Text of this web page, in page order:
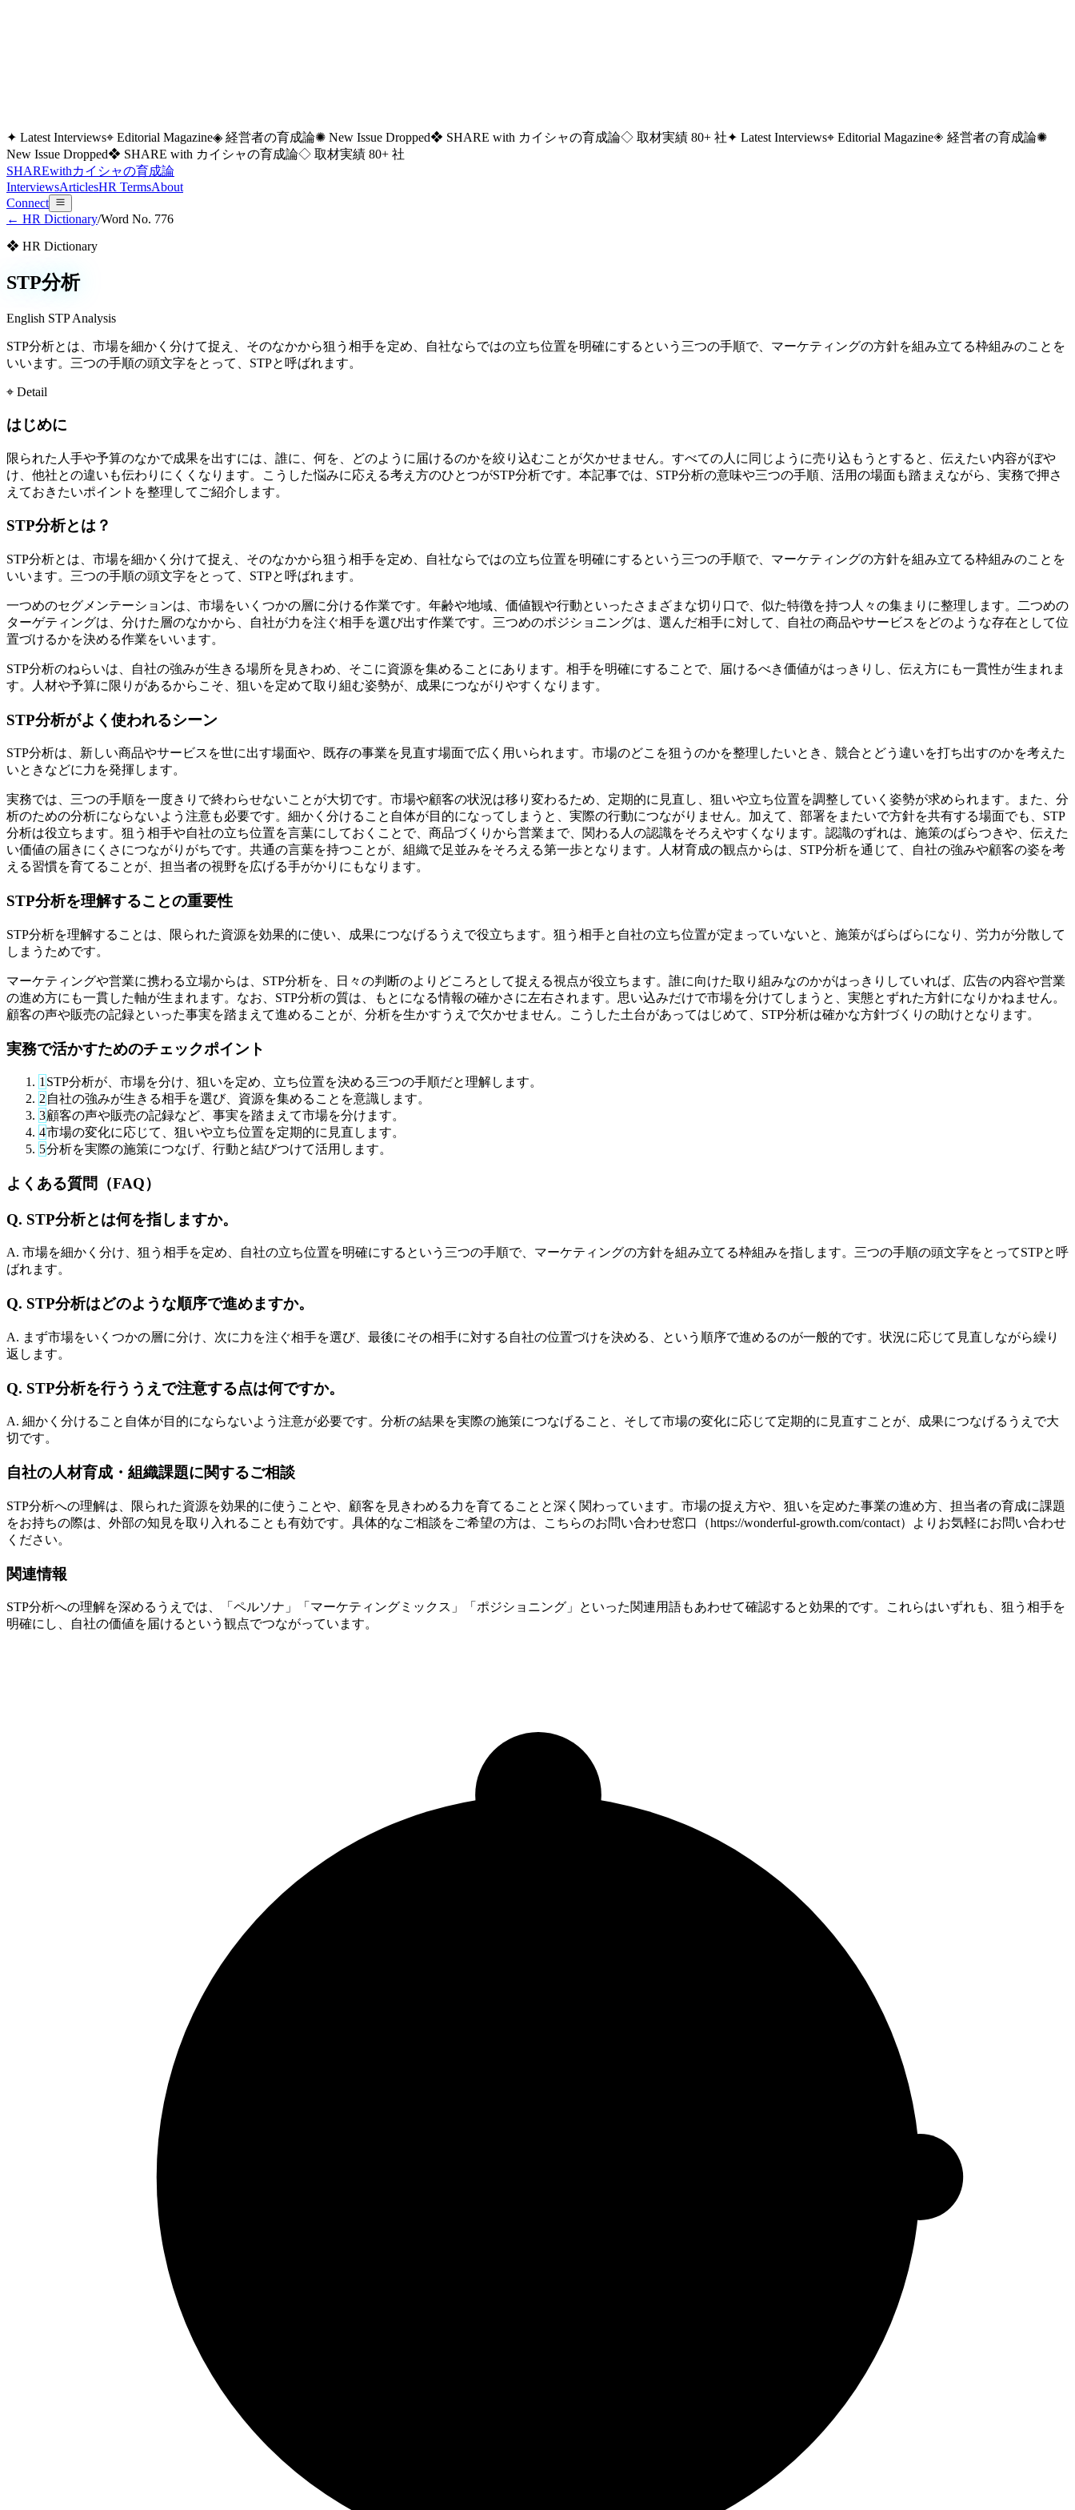
✦ Latest Interviews⌖ Editorial Magazine◈ 経営者の育成論✺ New Issue Dropped❖ SHARE with カイシャの育成論◇ 取材実績 80+ 社✦ Latest Interviews⌖ Editorial Magazine◈ 経営者の育成論✺
New Issue Dropped❖ SHARE with カイシャの育成論◇ 取材実績 80+ 社
SHAREwithカイシャの育成論
InterviewsArticlesHR TermsAbout
Connect
← HR Dictionary/Word No. 776
❖ HR Dictionary
STP分析
English STP Analysis
STP分析とは、市場を細かく分けて捉え、そのなかから狙う相手を定め、自社ならではの立ち位置を明確にするという三つの手順で、マーケティングの方針を組み立てる枠組みのことを
いいます。三つの手順の頭文字をとって、STPと呼ばれます。
⌖ Detail
はじめに
限られた人手や予算のなかで成果を出すには、誰に、何を、どのように届けるのかを絞り込むことが欠かせません。すべての人に同じように売り込もうとすると、伝えたい内容がぼや
け、他社との違いも伝わりにくくなります。こうした悩みに応える考え方のひとつがSTP分析です。本記事では、STP分析の意味や三つの手順、活用の場面も踏まえながら、実務で押さ
えておきたいポイントを整理してご紹介します。
STP分析とは？
STP分析とは、市場を細かく分けて捉え、そのなかから狙う相手を定め、自社ならではの立ち位置を明確にするという三つの手順で、マーケティングの方針を組み立てる枠組みのことを
いいます。三つの手順の頭文字をとって、STPと呼ばれます。
一つめのセグメンテーションは、市場をいくつかの層に分ける作業です。年齢や地域、価値観や行動といったさまざまな切り口で、似た特徴を持つ人々の集まりに整理します。二つめの
ターゲティングは、分けた層のなかから、自社が力を注ぐ相手を選び出す作業です。三つめのポジショニングは、選んだ相手に対して、自社の商品やサービスをどのような存在として位
置づけるかを決める作業をいいます。
STP分析のねらいは、自社の強みが生きる場所を見きわめ、そこに資源を集めることにあります。相手を明確にすることで、届けるべき価値がはっきりし、伝え方にも一貫性が生まれま
す。人材や予算に限りがあるからこそ、狙いを定めて取り組む姿勢が、成果につながりやすくなります。
STP分析がよく使われるシーン
STP分析は、新しい商品やサービスを世に出す場面や、既存の事業を見直す場面で広く用いられます。市場のどこを狙うのかを整理したいとき、競合とどう違いを打ち出すのかを考えた
いときなどに力を発揮します。
実務では、三つの手順を一度きりで終わらせないことが大切です。市場や顧客の状況は移り変わるため、定期的に見直し、狙いや立ち位置を調整していく姿勢が求められます。また、分
析のための分析にならないよう注意も必要です。細かく分けること自体が目的になってしまうと、実際の行動につながりません。加えて、部署をまたいで方針を共有する場面でも、STP
分析は役立ちます。狙う相手や自社の立ち位置を言葉にしておくことで、商品づくりから営業まで、関わる人の認識をそろえやすくなります。認識のずれは、施策のばらつきや、伝えた
い価値の届きにくさにつながりがちです。共通の言葉を持つことが、組織で足並みをそろえる第一歩となります。人材育成の観点からは、STP分析を通じて、自社の強みや顧客の姿を考
える習慣を育てることが、担当者の視野を広げる手がかりにもなります。
STP分析を理解することの重要性
STP分析を理解することは、限られた資源を効果的に使い、成果につなげるうえで役立ちます。狙う相手と自社の立ち位置が定まっていないと、施策がばらばらになり、労力が分散して
しまうためです。
マーケティングや営業に携わる立場からは、STP分析を、日々の判断のよりどころとして捉える視点が役立ちます。誰に向けた取り組みなのかがはっきりしていれば、広告の内容や営業
の進め方にも一貫した軸が生まれます。なお、STP分析の質は、もとになる情報の確かさに左右されます。思い込みだけで市場を分けてしまうと、実態とずれた方針になりかねません。
顧客の声や販売の記録といった事実を踏まえて進めることが、分析を生かすうえで欠かせません。こうした土台があってはじめて、STP分析は確かな方針づくりの助けとなります。
実務で活かすためのチェックポイント
1 STP分析が、市場を分け、狙いを定め、立ち位置を決める三つの手順だと理解します。
2 自社の強みが生きる相手を選び、資源を集めることを意識します。
3顧客の声や販売の記録など、事実を踏まえて市場を分けます。
4市場の変化に応じて、狙いや立ち位置を定期的に見直します。
5分析を実際の施策につなげ、行動と結びつけて活用します。
よくある質問（FAQ）
Q. STP分析とは何を指しますか。
A. 市場を細かく分け、狙う相手を定め、自社の立ち位置を明確にするという三つの手順で、マーケティングの方針を組み立てる枠組みを指します。三つの手順の頭文字をとってSTPと呼
ばれます。
Q. STP分析はどのような順序で進めますか。
A. まず市場をいくつかの層に分け、次に力を注ぐ相手を選び、最後にその相手に対する自社の位置づけを決める、という順序で進めるのが一般的です。状況に応じて見直しながら繰り
返します。
Q. STP分析を行ううえで注意する点は何ですか。
A. 細かく分けること自体が目的にならないよう注意が必要です。分析の結果を実際の施策につなげること、そして市場の変化に応じて定期的に見直すことが、成果につなげるうえで大
切です。
自社の人材育成・組織課題に関するご相談
STP分析への理解は、限られた資源を効果的に使うことや、顧客を見きわめる力を育てることと深く関わっています。市場の捉え方や、狙いを定めた事業の進め方、担当者の育成に課題
をお持ちの際は、外部の知見を取り入れることも有効です。具体的なご相談をご希望の方は、こちらのお問い合わせ窓口（https://wonderful-growth.com/contact）よりお気軽にお問い合わせ
ください。
関連情報
STP分析への理解を深めるうえでは、「ペルソナ」「マーケティングミックス」「ポジショニング」といった関連用語もあわせて確認すると効果的です。これらはいずれも、狙う相手を
明確にし、自社の価値を届けるという観点でつながっています。